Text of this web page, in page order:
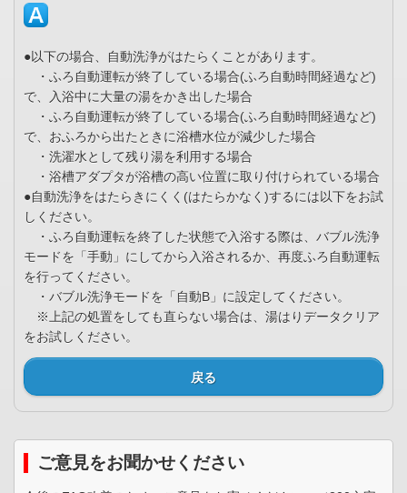
●以下の場合、自動洗浄がはたらくことがあります。
・ふろ自動運転が終了している場合(ふろ自動時間経過など)
で、入浴中に大量の湯をかき出した場合
・ふろ自動運転が終了している場合(ふろ自動時間経過など)
で、おふろから出たときに浴槽水位が減少した場合
・洗濯水として残り湯を利用する場合
・浴槽アダプタが浴槽の高い位置に取り付けられている場合
●自動洗浄をはたらきにくく(はたらかなく)するには以下をお試
しください。
・ふろ自動運転を終了した状態で入浴する際は、バブル洗浄
モードを「手動」にしてから入浴されるか、再度ふろ自動運転
を行ってください。
・バブル洗浄モードを「自動B」に設定してください。
※上記の処置をしても直らない場合は、湯はりデータクリア
をお試しください。
戻る
ご意見をお聞かせください